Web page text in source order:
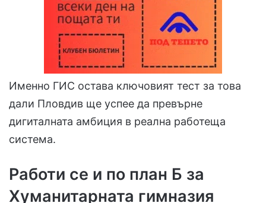
Именно ГИС остава ключовият тест за това
дали Пловдив ще успее да превърне
дигиталната амбиция в реална работеща
система.
Работи се и по план Б за
Хуманитарната гимназия